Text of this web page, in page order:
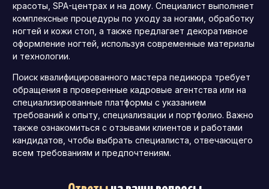
красоты, SPA-центрах и на дому. Специалист выполняет
комплексные процедуры по уходу за ногами, обработку
ногтей и кожи стоп, а также предлагает декоративное
оформление ногтей, используя современные материалы
и технологии.
Поиск квалифицированного мастера педикюра требует
обращения в проверенные кадровые агентства или на
специализированные платформы с указанием
требований к опыту, специализации и портфолио. Важно
также ознакомиться с отзывами клиентов и работами
кандидатов, чтобы выбрать специалиста, отвечающего
всем требованиям и предпочтениям.